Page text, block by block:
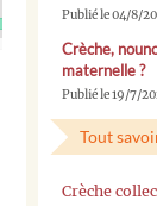
Publié le 04/8/
Crèche,
maternelle ?
Publié le 19/7/
Tout
Crèche